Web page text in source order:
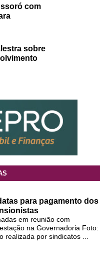
com
sobre
para pagamento dos
em reunião com
na Governadoria Foto:
realizada por sindicatos ...